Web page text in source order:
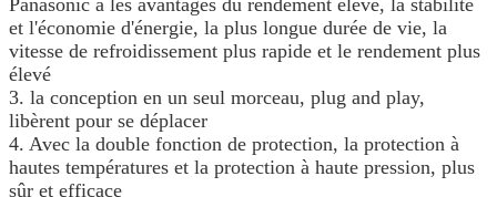
et l'économie d'énergie, la plus longue durée de vie, la
vitesse de refroidissement plus rapide et le rendement plus
élevé
3. la conception en un seul morceau, plug and play,
libèrent pour se déplacer
4. Avec la double fonction de protection, la protection à
hautes températures et la protection à haute pression, plus
sûr et efficace